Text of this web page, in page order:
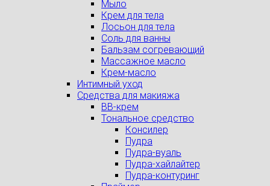
Мыло
Крем для тела
Лосьон для тела
Соль для ванны
Бальзам согревающий
Массажное масло
Крем-масло
Интимный уход
Средства для макияжа
BB-крем
Тональное средство
Консилер
Пудра
Пудра-вуаль
Пудра-хайлайтер
Пудра-контуринг